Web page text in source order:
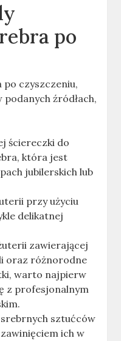
po
czyszczeniu,
źródłach,
ściereczki do
która jest
jubilerskich lub
przy użyciu
delikatnej
zawierającej
oraz różnorodne
warto najpierw
z profesjonalnym
.
sztućców
ich w